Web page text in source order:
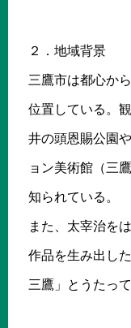
２．地域背景
三鷹市は都心か
位置している。
井の頭恩賜公園
ョン美術館（三
知られている。
また、太宰治を
作品を生み出し
三鷹」とうたって